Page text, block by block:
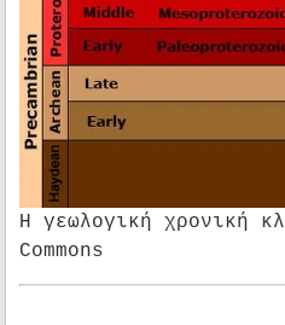
Η γεωλογική χρονική
Commons